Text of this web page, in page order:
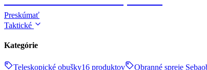
Preskúmať
Taktické
Kategórie
Teleskopické obušky16 produktov Obranné spreje